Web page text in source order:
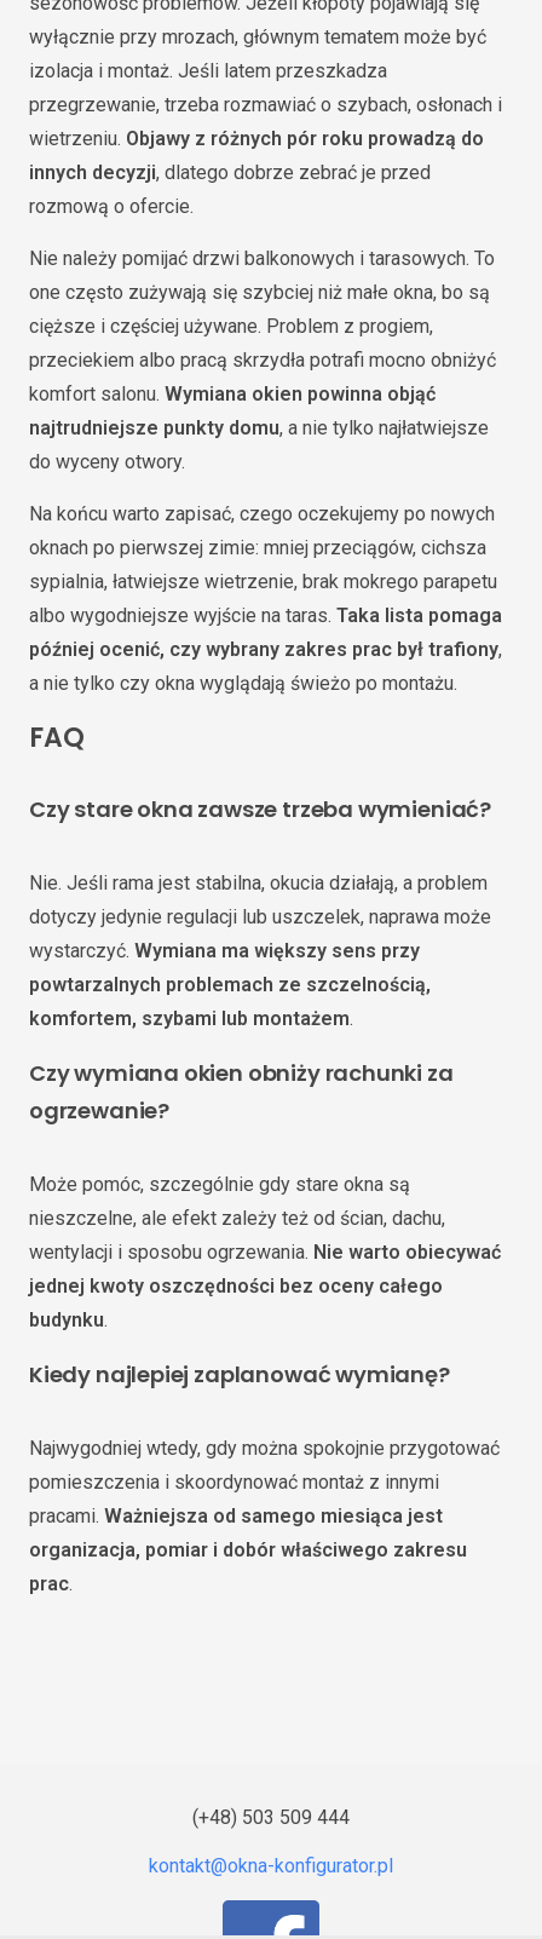
wyłącznie przy mrozach, głównym tematem może być
izolacja i montaż. Jeśli latem przeszkadza
przegrzewanie, trzeba rozmawiać o szybach, osłonach i
wietrzeniu. Objawy z różnych pór roku prowadzą do
innych decyzji, dlatego dobrze zebrać je przed
rozmową o ofercie.
Nie należy pomijać drzwi balkonowych i tarasowych. To
one często zużywają się szybciej niż małe okna, bo są
cięższe i częściej używane. Problem z progiem,
przeciekiem albo pracą skrzydła potrafi mocno obniżyć
komfort salonu. Wymiana okien powinna objąć
najtrudniejsze punkty domu, a nie tylko najłatwiejsze
do wyceny otwory.
Na końcu warto zapisać, czego oczekujemy po nowych
oknach po pierwszej zimie: mniej przeciągów, cichsza
sypialnia, łatwiejsze wietrzenie, brak mokrego parapetu
albo wygodniejsze wyjście na taras. Taka lista pomaga
później ocenić, czy wybrany zakres prac był trafiony,
a nie tylko czy okna wyglądają świeżo po montażu.
FAQ
Czy stare okna zawsze trzeba wymieniać?
Nie. Jeśli rama jest stabilna, okucia działają, a problem
dotyczy jedynie regulacji lub uszczelek, naprawa może
wystarczyć. Wymiana ma większy sens przy
powtarzalnych problemach ze szczelnością,
komfortem, szybami lub montażem.
Czy wymiana okien obniży rachunki za
ogrzewanie?
Może pomóc, szczególnie gdy stare okna są
nieszczelne, ale efekt zależy też od ścian, dachu,
wentylacji i sposobu ogrzewania. Nie warto obiecywać
jednej kwoty oszczędności bez oceny całego
budynku.
Kiedy najlepiej zaplanować wymianę?
Najwygodniej wtedy, gdy można spokojnie przygotować
pomieszczenia i skoordynować montaż z innymi
pracami. Ważniejsza od samego miesiąca jest
organizacja, pomiar i dobór właściwego zakresu
prac.
(+48) 503 509 444